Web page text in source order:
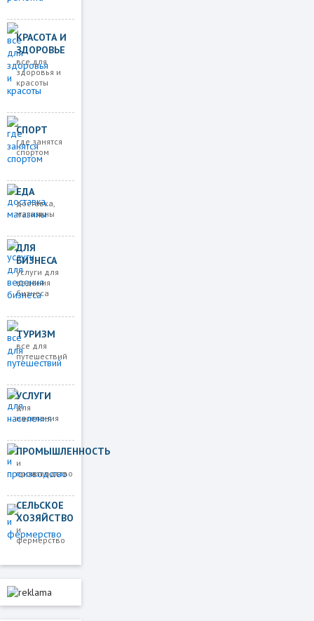
КРАСОТА И
ЗДОРОВЬЕ
все для
здоровья и
красоты
СПОРТ
где занятся
спортом
ЕДА
доставка,
магазины
ДЛЯ
БИЗНЕСА
услуги для
ведения
бизнеса
ТУРИЗМ
все для
путешествий
УСЛУГИ
для
населения
ПРОМЫШЛЕННОСТЬ
и
производство
СЕЛЬСКОЕ
ХОЗЯЙСТВО
и
фермерство